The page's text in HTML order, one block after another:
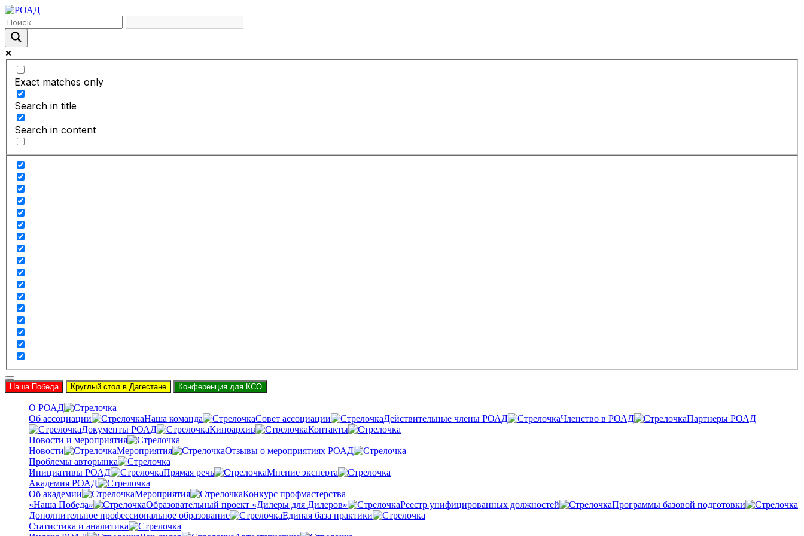
Exact matches only
Search in title
Search in content
Наша Победа Круглый стол в Дагестане Конференция для КСО
О РОАД
Об ассоциации
Наша команда Совет ассоциации Действительные члены РОАД Членство в РОАД
Партнеры РОАД
Документы РОАД
Киноархив
Контакты
Новости и мероприятия
Новости
Мероприятия
Отзывы о мероприятиях РОАД
Проблемы авторынка
Инициативы РОАД
Прямая речь
Мнение эксперта
Академия РОАД
Об академии
Мероприятия
Конкурс профмастерства
«Наша Победа»
Образовательный проект «Дилеры для Дилеров» Реестр унифицированных должностей
Программы базовой подготовки
Дополнительное профессиональное образование
Единая база практики
Статистика и аналитика